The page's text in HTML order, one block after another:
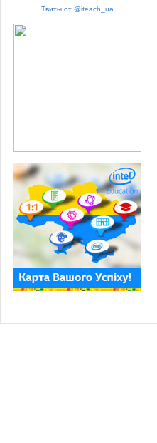
Твиты от @iteach_ua